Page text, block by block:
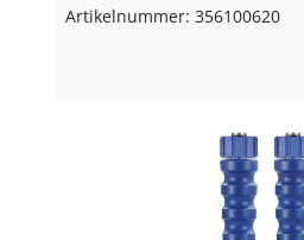
Artikelnummer: 356100620